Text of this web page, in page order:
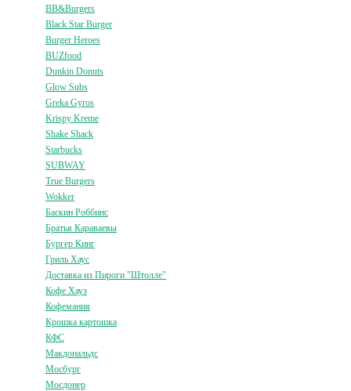
BB&Burgers
Black Star Burger
Burger Heroes
BUZfood
Dunkin Donuts
Glow Subs
Greka Gyros
Krispy Kreme
Shake Shack
Starbucks
SUBWAY
True Burgers
Wokker
Баскин Роббинс
Братья Караваевы
Бургер Кинг
Гриль Хаус
Доставка из Пироги "Штолле"
Кофе Хауз
Кофемания
Крошка картошка
КФС
Макдональдс
Мосбург
Мосдонер